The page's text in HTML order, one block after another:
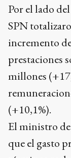
Por el lado
SPN
incremento
prestaciones
millones
(+10,1%).
El ministro
que el gasto